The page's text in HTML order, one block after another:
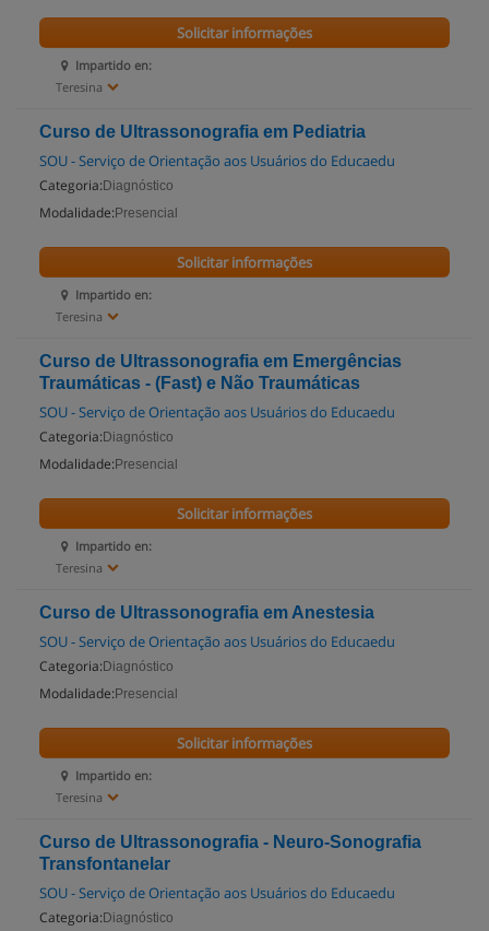
Impartido en:
Teresina
Solicitar informações
Curso de Ultrassonografia em Pediatria
SOU - Serviço de Orientação aos Usuários do Educaedu
Categoria: Diagnóstico
Modalidade: Presencial
Impartido en:
Teresina
Solicitar informações
Curso de Ultrassonografia em Emergências
Traumáticas - (Fast) e Não Traumáticas
SOU - Serviço de Orientação aos Usuários do Educaedu
Categoria: Diagnóstico
Modalidade: Presencial
Impartido en:
Teresina
Solicitar informações
Curso de Ultrassonografia em Anestesia
SOU - Serviço de Orientação aos Usuários do Educaedu
Categoria: Diagnóstico
Modalidade: Presencial
Impartido en:
Teresina
Solicitar informações
Curso de Ultrassonografia - Neuro-Sonografia
Transfontanelar
SOU - Serviço de Orientação aos Usuários do Educaedu
Categoria: Diagnóstico